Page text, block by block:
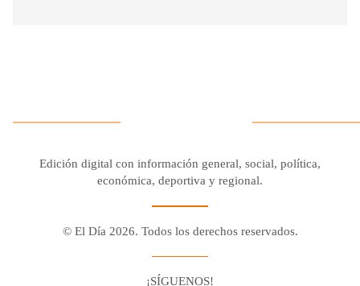
Edición digital con información general, social, política,
económica, deportiva y regional.
© El Día 2026. Todos los derechos reservados.
¡SÍGUENOS!